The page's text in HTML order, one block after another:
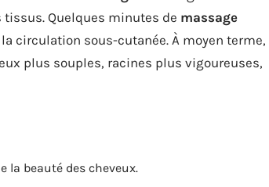
Quelques minutes de massage
circulation sous-cutanée. À moyen terme,
plus souples, racines plus vigoureuses,
la beauté des cheveux.